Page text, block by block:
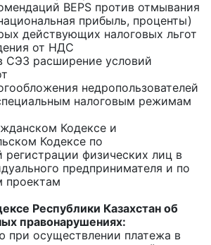
BEPS против отмывания
прибыль, проценты)
действующих налоговых льгот
от НДС
СЭЗ расширение условий
недропользователей
налоговым режимам
Кодексе и
Кодексе по
регистрации физических лиц в
предпринимателя и по
проектам
Республики Казахстан об
правонарушениях:
при осуществлении платежа в